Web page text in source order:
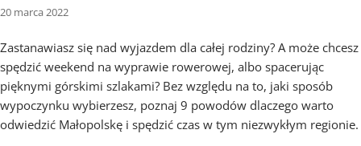
20 marca 2022
Zastanawiasz się nad wyjazdem dla całej rodziny? A może chcesz
spędzić weekend na wyprawie rowerowej, albo spacerując
pięknymi górskimi szlakami? Bez względu na to, jaki sposób
wypoczynku wybierzesz, poznaj 9 powodów dlaczego warto
odwiedzić Małopolskę i spędzić czas w tym niezwykłym regionie.